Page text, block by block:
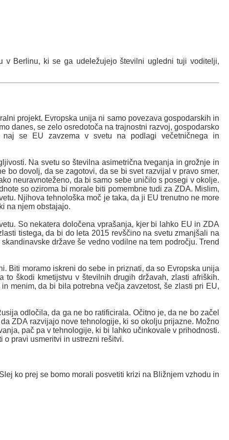
v Berlinu, ki se ga udeležujejo številni ugledni tuji voditelji,
projekt. Evropska unija ni samo povezava gospodarskih in
danes, se zelo osredotoča na trajnostni razvoj, gospodarsko
naj se EU zavzema v svetu na podlagi večetničnega in
Na svetu so številna asimetrična tveganja in grožnje in
bo dovolj, da se zagotovi, da se bi svet razvijal v pravo smer,
neuravnoteženo, da bi samo sebe uničilo s posegi v okolje.
so oziroma bi morale biti pomembne tudi za ZDA. Mislim,
Njihova tehnološka moč je taka, da ji EU trenutno ne more
na njem obstajajo.
So nekatera določena vprašanja, kjer bi lahko EU in ZDA
tistega, da bi do leta 2015 revščino na svetu zmanjšali na
države še vedno vodilne na tem področju. Trend
Biti moramo iskreni do sebe in priznati, da so Evropska unija
to škodi kmetijstvu v številnih drugih državah, zlasti afriških.
menim, da bi bila potrebna večja zavzetost, še zlasti pri EU,
odločila, da ga ne bo ratificirala. Očitno je, da ne bo začel
ZDA razvijajo nove tehnologije, ki so okolju prijazne. Možno
pač pa v tehnologije, ki bi lahko učinkovale v prihodnosti.
o pravi usmeritvi in ustrezni rešitvi.
ko prej se bomo morali posvetiti krizi na Bližnjem vzhodu in